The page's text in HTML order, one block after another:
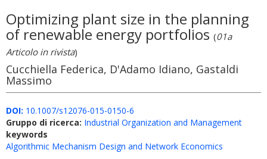
Optimizing plant size in the planning
of renewable energy portfolios (01a
Articolo in rivista)
Cucchiella Federica, D'Adamo Idiano, Gastaldi
Massimo
DOI: 10.1007/s12076-015-0150-6
Gruppo di ricerca: Industrial Organization and Management
keywords
Algorithmic Mechanism Design and Network Economics